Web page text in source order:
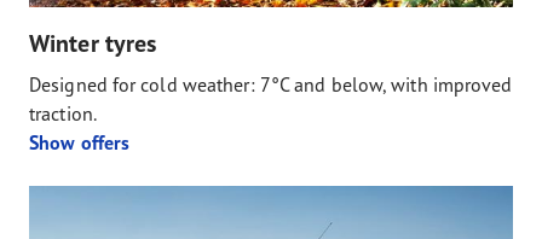
Winter tyres
Designed for cold weather: 7°C and below, with improved
traction.
Show offers